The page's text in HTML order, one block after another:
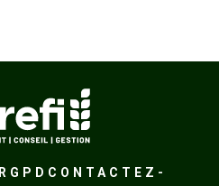
RGPD CONTACTEZ-